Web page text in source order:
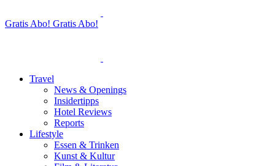
Gratis Abo! Gratis Abo!
Travel
News & Openings
Insidertipps
Hotel Reviews
Reports
Lifestyle
Essen & Trinken
Kunst & Kultur